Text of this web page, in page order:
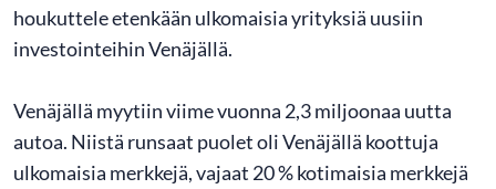
houkuttele etenkään ulkomaisia yrityksiä uusiin
investointeihin Venäjällä.
Venäjällä myytiin viime vuonna 2,3 miljoonaa uutta
autoa. Niistä runsaat puolet oli Venäjällä koottuja
ulkomaisia merkkejä, vajaat 20 % kotimaisia merkkejä